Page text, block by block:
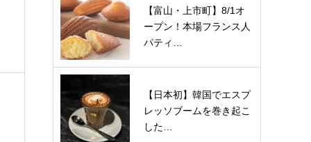
【富山・上市町】8/1オ
ープン！本場フランス人
パティ…
【日本初】韓国でエスプ
レッソブームを巻き起こ
した…